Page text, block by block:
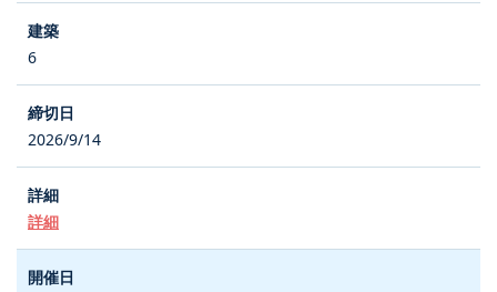
6
2026/9/14
詳細